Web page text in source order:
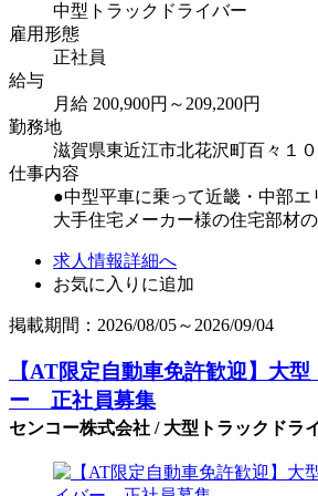
中型トラックドライバー
雇用形態
正社員
給与
月給 200,900円～209,200円
勤務地
滋賀県東近江市北花沢町百々１０
仕事内容
●中型平車に乗って近畿・中部
大手住宅メーカー様の住宅部材
求人情報詳細へ
お気に入りに追加
掲載期間：2026/08/05～2026/09/04
【AT限定自動車免許歓迎】大
ー 正社員募集
センコー株式会社 / 大型トラックドラ